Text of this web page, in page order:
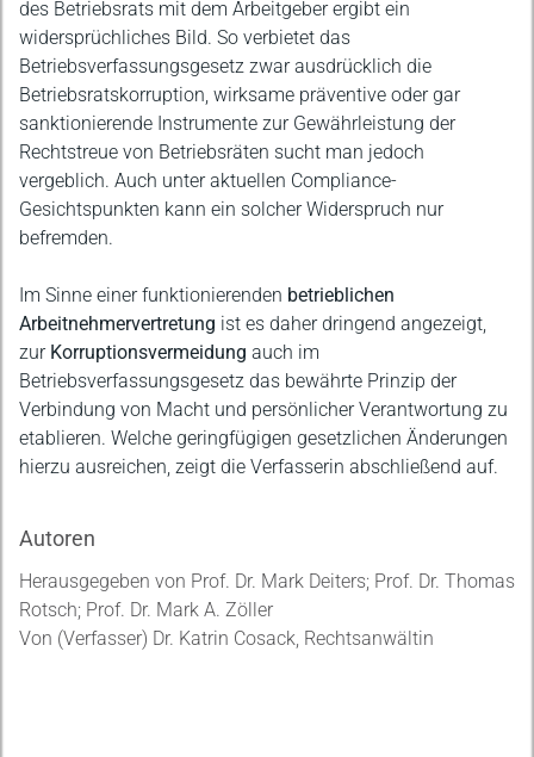
des Betriebsrats mit dem Arbeitgeber ergibt ein
widersprüchliches Bild. So verbietet das
Betriebsverfassungsgesetz zwar ausdrücklich die
Betriebsratskorruption, wirksame präventive oder gar
sanktionierende Instrumente zur Gewährleistung der
Rechtstreue von Betriebsräten sucht man jedoch
vergeblich. Auch unter aktuellen Compliance-
Gesichtspunkten kann ein solcher Widerspruch nur
befremden.
Im Sinne einer funktionierenden betrieblichen
Arbeitnehmervertretung ist es daher dringend angezeigt,
zur Korruptionsvermeidung auch im
Betriebsverfassungsgesetz das bewährte Prinzip der
Verbindung von Macht und persönlicher Verantwortung zu
etablieren. Welche geringfügigen gesetzlichen Änderungen
hierzu ausreichen, zeigt die Verfasserin abschließend auf.
Autoren
Herausgegeben von Prof. Dr. Mark Deiters; Prof. Dr. Thomas
Rotsch; Prof. Dr. Mark A. Zöller
Von (Verfasser) Dr. Katrin Cosack, Rechtsanwältin